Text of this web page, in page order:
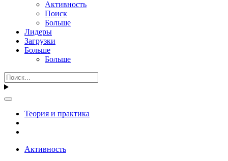
Активность
Поиск
Больше
Лидеры
Загрузки
Больше
Больше
Теория и практика
Активность